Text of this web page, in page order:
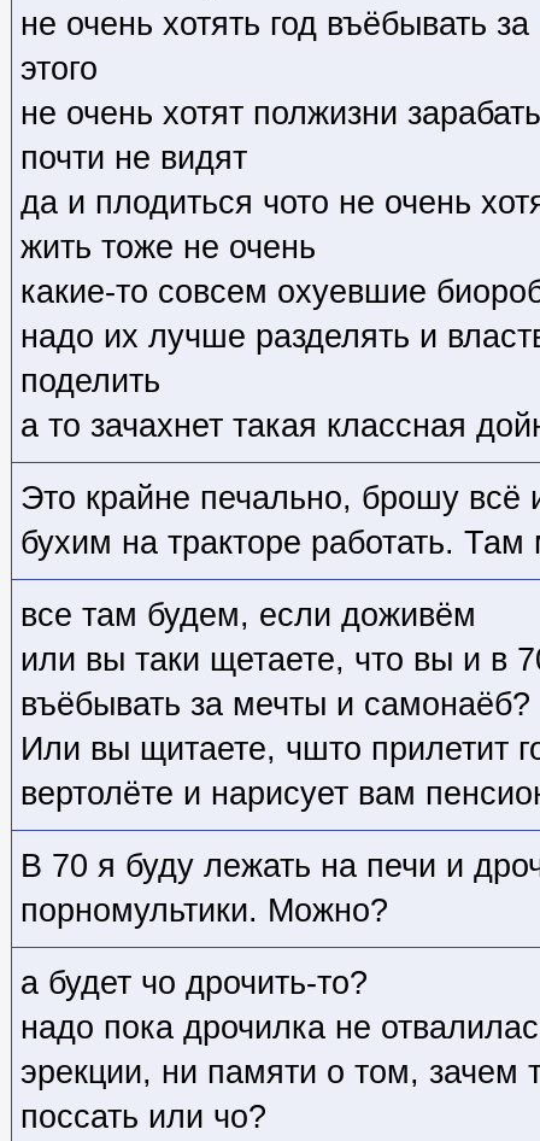
не очень хотять год въёбывать
этого
не очень хотят полжизни
почти не видят
да и плодиться чото не очень
жить тоже не очень
какие-то совсем охуевшие
надо их лучше разделять и
поделить
а то зачахнет такая классная
Это крайне печально, брошу всё
бухим на тракторе работать.
все там будем, если доживём
или вы таки щетаете, что вы и в
въёбывать за мечты и самонаёб?
Или вы щитаете, чшто прилетит
вертолёте и нарисует вам
В 70 я буду лежать на печи и
порномультики. Можно?
а будет чо дрочить-то?
надо пока дрочилка не
эрекции, ни памяти о том, зачем
поссать или чо?